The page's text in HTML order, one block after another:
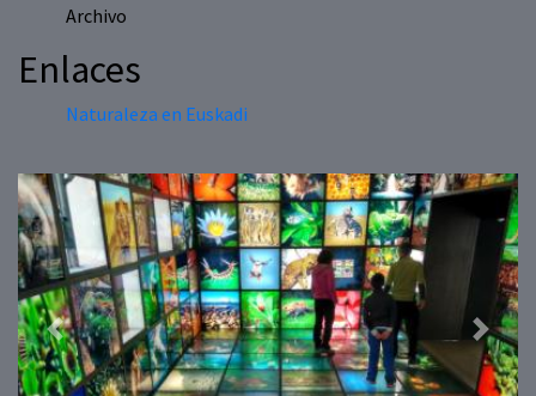
Archivo
Enlaces
Naturaleza en Euskadi
Previous Next